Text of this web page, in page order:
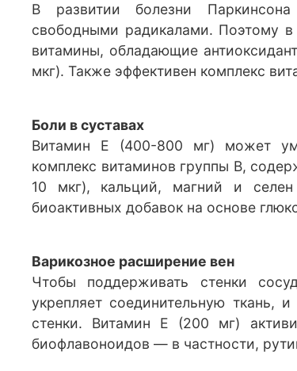
В развитии болезни
свободными радикалами. Поэтому в
витамины, обладающие
мкг). Также эффективен комплекс
Боли в суставах
Витамин Е (400-800 мг) может
комплекс витаминов группы В,
10 мкг), кальций, магний и
биоактивных добавок на основе
Варикозное расширение вен
Чтобы поддерживать стенки
укрепляет соединительную ткань,
стенки. Витамин Е (200 мг)
биофлавоноидов — в частности,